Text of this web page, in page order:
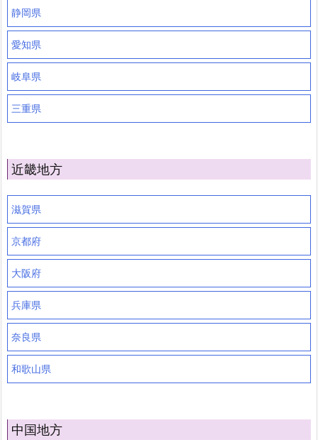
静岡県
愛知県
岐阜県
三重県
近畿地方
滋賀県
京都府
大阪府
兵庫県
奈良県
和歌山県
中国地方